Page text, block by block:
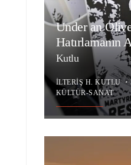
Under an
Hatırlamanın
Kutlu
İLTERIŞ H. KUTLU •
KÜLTÜR-SANAT